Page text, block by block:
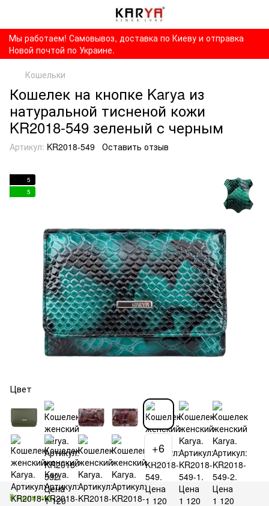
Мы работаем! Самовывоз, доставка по Киеву и отправка
Новой почтой по Украине.
Кошельки
Кошелек на кнопке Karya из
натуральной тисненой кожи
KR2018-549 зеленый с черным
Артикул: KR2018-549 Оставить отзыв
5
5
Цвет
+6
В наличии